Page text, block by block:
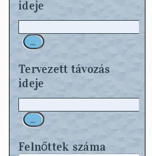
ideje
...
Tervezett távozás
ideje
...
Felnőttek száma